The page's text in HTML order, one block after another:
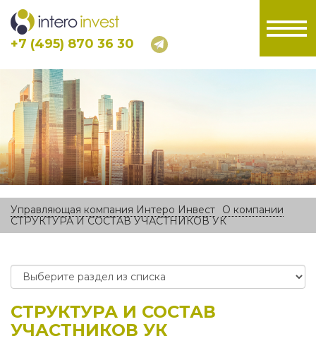
+7 (495) 870 36 30
Управляющая компания Интеро Инвест
О компании
СТРУКТУРА И СОСТАВ УЧАСТНИКОВ УК
СТРУКТУРА И СОСТАВ
УЧАСТНИКОВ УК